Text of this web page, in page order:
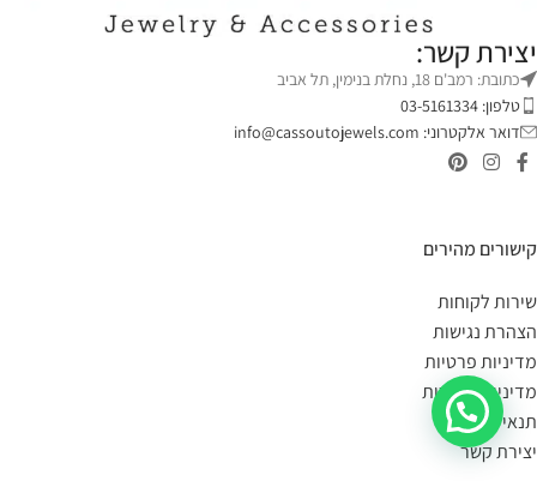
יצירת קשר:
כתובת: רמב'ם 18, נחלת בנימין, תל אביב
טלפון: 03-5161334
דואר אלקטרוני: info@cassoutojewels.com
קישורים מהירים
שירות לקוחות
הצהרת נגישות
מדיניות פרטיות
מדיניות החזרות
תנאי שימוש
יצירת קשר